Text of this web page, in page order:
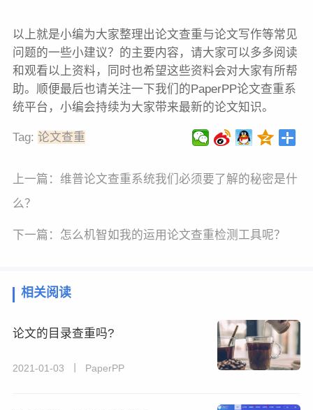
以上就是小编为大家整理出论文查重与论文写作等常见
问题的一些小建议？的主要内容，请大家可以多多阅读
和观看以上资料，同时也希望这些资料会对大家有所帮
助。顺便最后也请关注一下我们的PaperPP论文查重系
统平台，小编会持续为大家带来最新的论文知识。
Tag: 论文查重
上一篇： 维普论文查重系统我们必须要了解的秘密是什
么？
下一篇： 怎么机智如我的运用论文查重检测工具呢？
相关阅读
论文的目录查重吗?
2021-01-03 丨 PaperPP